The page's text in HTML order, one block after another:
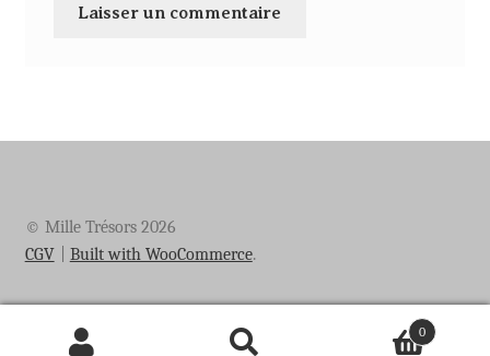
© Mille Trésors 2026
CGV
Built with WooCommerce.
0